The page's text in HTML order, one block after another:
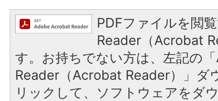
PDFファイルを閲
Reader（Acrobat
す。お持ちでない方は、左記の
Reader（Acrobat Reader）」ダ
リックして、ソフトウェアをダ